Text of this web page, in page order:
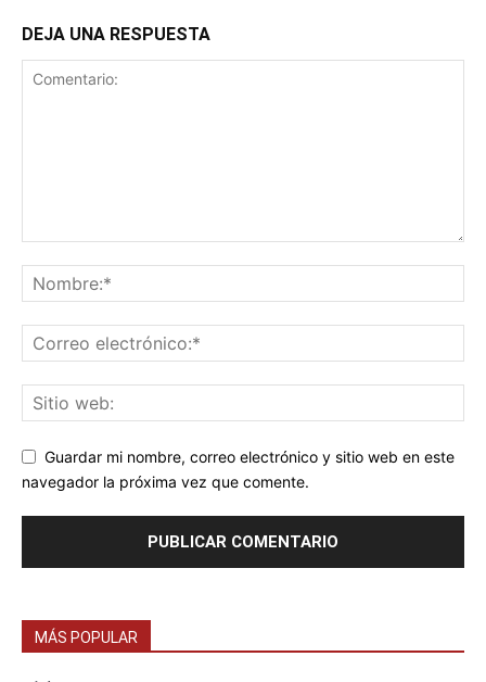
DEJA UNA RESPUESTA
Guardar mi nombre, correo electrónico y sitio web en este
navegador la próxima vez que comente.
MÁS POPULAR